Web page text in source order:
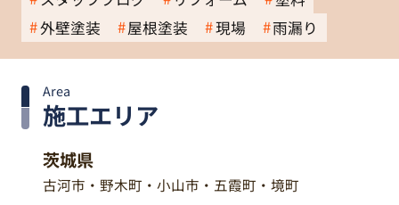
外壁塗装
屋根塗装 現場 雨漏り
施工エリア
Area
茨城県
古河市・野木町・小山市・五霞町・境町